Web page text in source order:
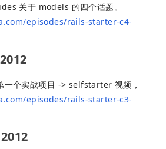
关于 models 的四个话题。
episodes/rails-starter-c4-
一个实战项目 -> selfstarter 视频，
episodes/rails-starter-c3-